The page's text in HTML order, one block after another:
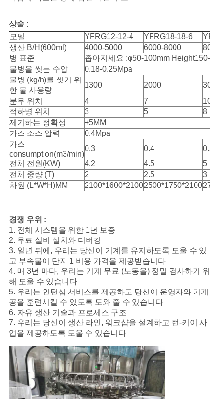
상술 :
모델
YFRG12-12-4 YFRG18-18-6
생산 B/H(600ml)
4000-5000 6000-8000
병 표준
좁아지세요 :φ50-100mm Height150-
물병을 씻는 수압
0.18-0.25Mpa
물병 (kg/h)를 씻기 위
한 물 사용량
1300 2000
분무 위치
4 7
10
적하병 위치
3 5
8
제기하는 정확성
+5MM
가스 소스 압력
0.4Mpa
가스
consumption(m3/min)
0.3 0.4
0.5
전체 전원(KW)
4.2 4.5
5
전체 중량 (T)
2 2.5
3
차원 (L*W*H)MM
2100*1600*21002500*1750*2100
경쟁 우위 :
1. 전체 시스템을 위한 1년 보증
2. 무료 설비 설치와 디버깅
3. 일년 뒤에, 우리는 당신이 기계를 유지하도록 도울 수 있
고 부속물이 단지 1 비용 가격을 제공받습니다
4. 매 3년 마다, 우리는 기계 무료 (노동을) 정밀 검사하기 위
해 도울 수 있습니다
5. 우리는 인턴십 서비스를 제공하고 당신이 운영자와 기계
공을 훈련시킬 수 있도록 도와 줄 수 있습니다
6. 자유 생산 기술과 프로세스 구조
7. 우리는 당신이 생산 라인, 워크샵을 설계하고 턴-키이 사
업을 제공하도록 도울 수 있습니다